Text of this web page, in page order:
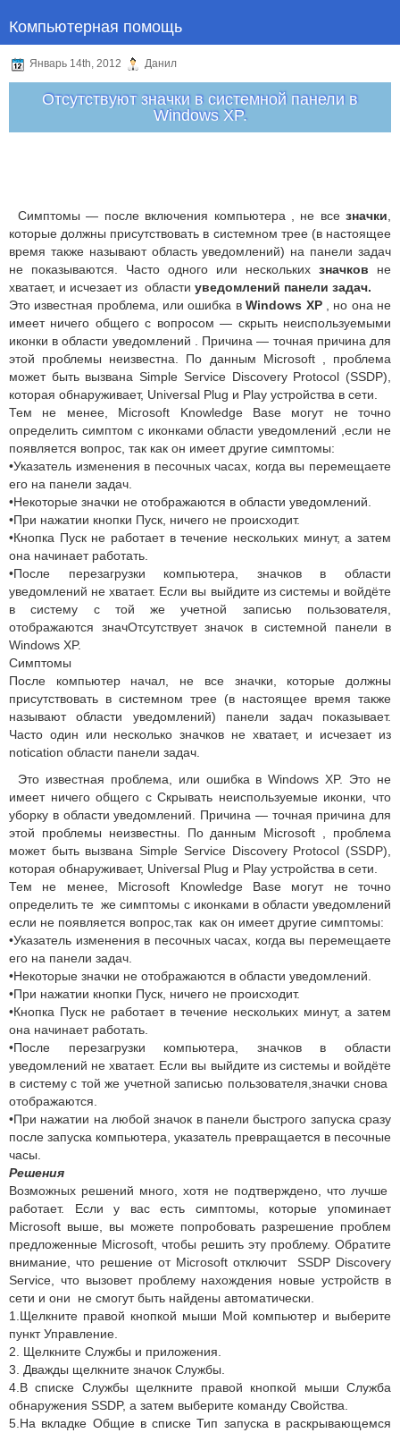
Компьютерная помощь
Январь 14th, 2012 Данил
Отсутствуют значки в системной панели в
Windows XP.
Симптомы — после включения компьютера , не все значки
которые должны присутствовать в системном трее (в настоящее
время также называют область уведомлений) на панели задач
не показываются. Часто одного или нескольких значков не
хватает, и исчезает из области уведомлений панели задач.
Это известная проблема, или ошибка вWindows XP, но она не
имеет ничего общего с вопросом — скрыть неиспользуемыми
иконки в области уведомлений . Причина — точная причина для
этой проблемы неизвестна. По данным Microsoft , проблема
может быть вызвана Simple Service Discovery Protocol (SSDP),
которая обнаруживает, Universal Plug и Play устройства в сети.
Тем не менее, Microsoft Knowledge Base могут не точно
определить симптом с иконками области уведомлений ,если не
появляется вопрос, так как он имеет другие симптомы:
•Указатель изменения в песочных часах, когда вы перемещаете
его на панели задач.
•Некоторые значки не отображаются в области уведомлений.
•При нажатии кнопки Пуск, ничего не происходит.
•Кнопка Пуск не работает в течение нескольких минут, а затем
она начинает работать.
•После перезагрузки компьютера, значков в области
уведомлений не хватает. Если вы выйдите из системы и войдёте
в систему с той же учетной записью пользователя,
отображаются значОтсутствует значок в системной панели в
Windows XP.
Симптомы
После компьютер начал, не все значки, которые должны
присутствовать в системном трее (в настоящее время также
называют области уведомлений) панели задач показывает.
Часто один или несколько значков не хватает, и исчезает из
notication области панели задач.
Это известная проблема, или ошибка в Windows XP. Это не
имеет ничего общего с Скрывать неиспользуемые иконки, что
уборку в области уведомлений. Причина — точная причина для
этой проблемы неизвестны. По данным Microsoft , проблема
может быть вызвана Simple Service Discovery Protocol (SSDP),
которая обнаруживает, Universal Plug и Play устройства в сети.
Тем не менее, Microsoft Knowledge Base могут не точно
определить те же симптомы с иконками в области уведомлений
если не появляется вопрос,так как он имеет другие симптомы:
•Указатель изменения в песочных часах, когда вы перемещаете
его на панели задач.
•Некоторые значки не отображаются в области уведомлений.
•При нажатии кнопки Пуск, ничего не происходит.
•Кнопка Пуск не работает в течение нескольких минут, а затем
она начинает работать.
•После перезагрузки компьютера, значков в области
уведомлений не хватает. Если вы выйдите из системы и войдёте
в систему с той же учетной записью пользователя,значки снова
отображаются.
•При нажатии на любой значок в панели быстрого запуска сразу
после запуска компьютера, указатель превращается в песочные
часы.
Решения
Возможных решений много, хотя не подтверждено, что лучше
работает. Если у вас есть симптомы, которые упоминает
Microsoft выше, вы можете попробовать разрешение проблем
предложенные Microsoft, чтобы решить эту проблему. Обратите
внимание, что решение от Microsoft отключит SSDP Discovery
Service, что вызовет проблему нахождения новые устройств в
сети и они не смогут быть найдены автоматически.
1.Щелкните правой кнопкой мыши Мой компьютер и выберите
пункт Управление.
2. Щелкните Службы и приложения.
3. Дважды щелкните значок Службы.
4.В списке Службы щелкните правой кнопкой мыши Служба
обнаружения SSDP, а затем выберите команду Свойства.
5.На вкладке Общие в списке Тип запуска в раскрывающемся